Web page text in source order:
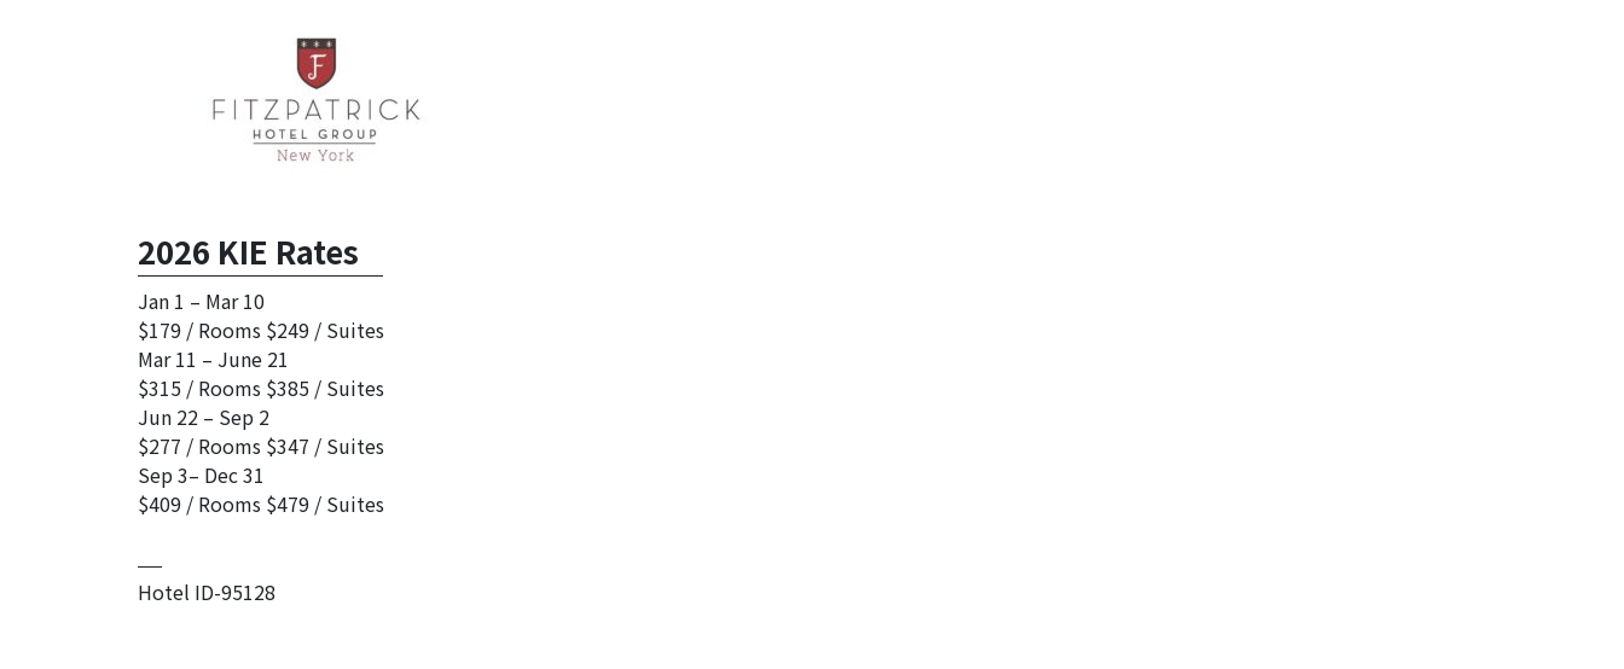
2026 KIE Rates
Jan 1 – Mar 10
$179 / Rooms $249 / Suites
Mar 11 – June 21
$315 / Rooms $385 / Suites
Jun 22 – Sep 2
$277 / Rooms $347 / Suites
Sep 3– Dec 31
$409 / Rooms $479 / Suites
Hotel ID-95128